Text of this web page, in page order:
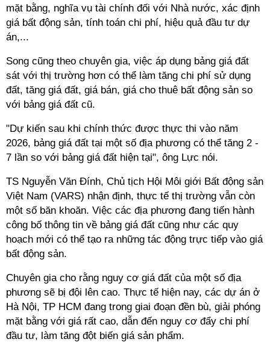
mặt bằng, nghĩa vụ tài chính đối với Nhà nước, xác định
giá bất động sản, tính toán chi phí, hiệu quả đầu tư dự
án,...
Song cũng theo chuyên gia, việc áp dụng bảng giá đất
sát với thị trường hơn có thể làm tăng chi phí sử dụng
đất, tăng giá đất, giá bán, giá cho thuê bất động sản so
với bảng giá đất cũ.
"Dự kiến sau khi chính thức được thực thi vào năm
2026, bảng giá đất tại một số địa phương có thể tăng 2 -
7 lần so với bảng giá đất hiện tại", ông Lực nói.
TS Nguyễn Văn Đính, Chủ tịch Hội Môi giới Bất động sản
Việt Nam (VARS) nhận định, thực tế thị trường vẫn còn
một số băn khoăn. Việc các địa phương đang tiến hành
công bố thông tin về bảng giá đất cũng như các quy
hoạch mới có thể tạo ra những tác động trực tiếp vào giá
bất động sản.
Chuyên gia cho rằng nguy cơ giá đất của một số địa
phương sẽ bị đội lên cao. Thực tế hiện nay, các dự án ở
Hà Nội, TP HCM đang trong giai đoạn đền bù, giải phóng
mặt bằng với giá rất cao, dẫn đến nguy cơ đẩy chi phí
đầu tư, làm tăng đột biến giá sản phẩm.